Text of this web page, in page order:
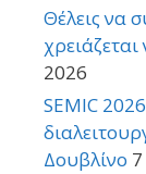
Θέλεις να
χρειάζεται
2026
SEMIC
Δουβλίνο